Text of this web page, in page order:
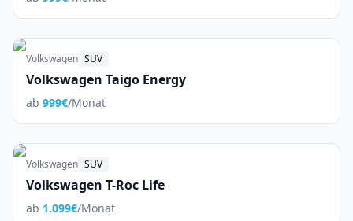
Volkswagen SUV
Volkswagen Taigo Energy
ab 999€/Monat
Volkswagen SUV
Volkswagen T-Roc Life
ab 1.099€/Monat